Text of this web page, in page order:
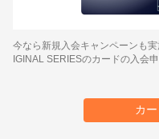
今なら新規入会キャンペーンも
IGINAL SERIESのカードの入会
カ